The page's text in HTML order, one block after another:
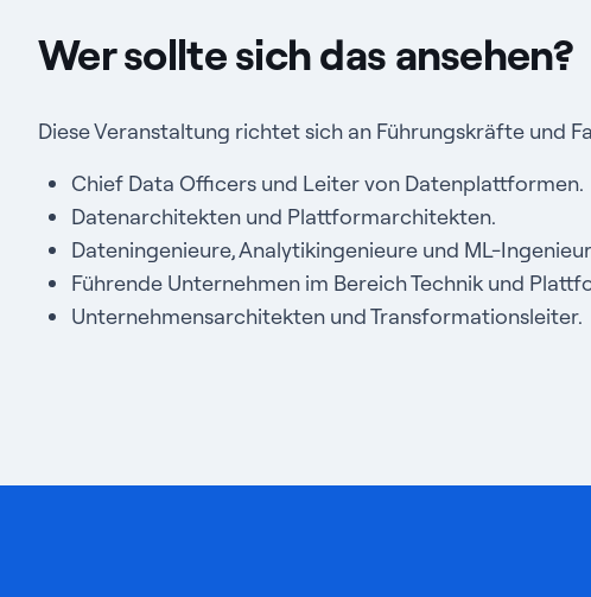
Wer sollte sich das ansehen?
Diese Veranstaltung richtet sich an Führungskräfte und
Chief Data Officers und Leiter von Datenplattformen.
Datenarchitekten und Plattformarchitekten.
Dateningenieure, Analytikingenieure und ML-
Führende Unternehmen im Bereich Technik und
Unternehmensarchitekten und Transformationsleiter.